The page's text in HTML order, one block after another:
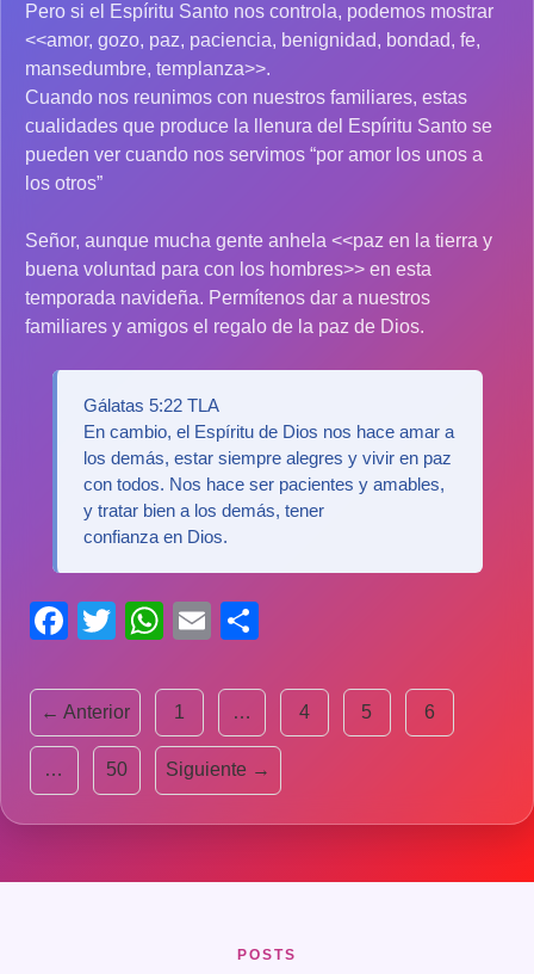
Pero si el Espíritu Santo nos controla, podemos mostrar
<<amor, gozo, paz, paciencia, benignidad, bondad, fe,
mansedumbre, templanza>>.
Cuando nos reunimos con nuestros familiares, estas
cualidades que produce la llenura del Espíritu Santo se
pueden ver cuando nos servimos “por amor los unos a
los otros”
Señor, aunque mucha gente anhela <<paz en la tierra y
buena voluntad para con los hombres>> en esta
temporada navideña. Permítenos dar a nuestros
familiares y amigos el regalo de la paz de Dios.
Gálatas 5:22 TLA
En cambio, el Espíritu de Dios nos hace amar a
los demás, estar siempre alegres y vivir en paz
con todos. Nos hace ser pacientes y amables,
y tratar bien a los demás, tener
confianza en Dios.
Facebook
TwitterWhatsApp
Email
← Anterior 1 … 4 5 6
… 50 Siguiente →
POSTS